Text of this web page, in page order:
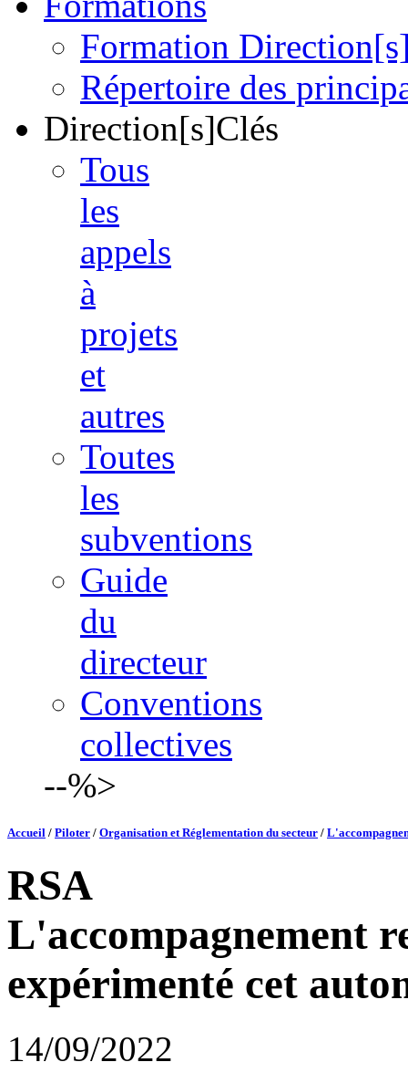
Formation
Répertoire des
Direction[s]Clés
Tous
les
appels
à
projets
et
autres
Toutes
les
subventions
Guide
du
directeur
Conventions
collectives
--%>
Accueil / Piloter / Organisation et Réglementation du secteur /
RSA
L'accompagnement
expérimenté cet
14/09/2022